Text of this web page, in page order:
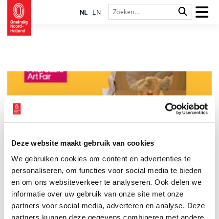
Deze website maakt gebruik van cookies
We gebruiken cookies om content en advertenties te
personaliseren, om functies voor social media te bieden
en om ons websiteverkeer te analyseren. Ook delen we
informatie over uw gebruik van onze site met onze
partners voor social media, adverteren en analyse. Deze
partners kunnen deze gegevens combineren met andere
NL EN
De 19e editie van Affordable Art Fair, wederom in De
Kromhouthal te Amsterdam, vindt plaats van 8 tot en met 12
oktober. Nederland is ook dit jaar weer sterk
vertegenwoordigd met maar liefst 62% van de deelnemende
galeries. Ook kent deze editie een grote verscheidenheid aan
internationale galeries. Alles bij elkaar bestaat het aanbod uit
duizenden hedendaagse kunstwerken van meer dan 400
3 min